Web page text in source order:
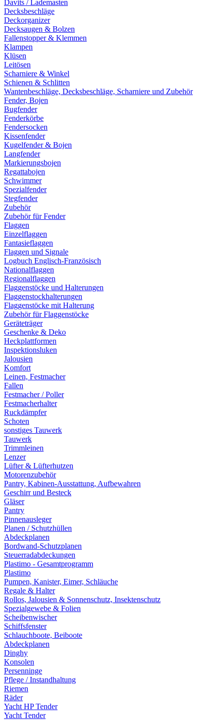
Davits / Lademasten
Decksbeschläge
Deckorganizer
Decksaugen & Bolzen
Fallenstopper & Klemmen
Klampen
Klüsen
Leitösen
Scharniere & Winkel
Schienen & Schlitten
Wantenbeschläge, Decksbeschläge, Scharniere und Zubehör
Fender, Bojen
Bugfender
Fenderkörbe
Fendersocken
Kissenfender
Kugelfender & Bojen
Langfender
Markierungsbojen
Regattabojen
Schwimmer
Spezialfender
Stegfender
Zubehör
Zubehör für Fender
Flaggen
Einzelflaggen
Fantasieflaggen
Flaggen und Signale
Logbuch Englisch-Französisch
Nationalflaggen
Regionalflaggen
Flaggenstöcke und Halterungen
Flaggenstockhalterungen
Flaggenstöcke mit Halterung
Zubehör für Flaggenstöcke
Geräteträger
Geschenke & Deko
Heckplattformen
Inspektionsluken
Jalousien
Komfort
Leinen, Festmacher
Fallen
Festmacher / Poller
Festmacherhalter
Ruckdämpfer
Schoten
sonstiges Tauwerk
Tauwerk
Trimmleinen
Lenzer
Lüfter & Lüfterhutzen
Motorenzubehör
Pantry, Kabinen-Ausstattung, Aufbewahren
Geschirr und Besteck
Gläser
Pantry
Pinnenausleger
Planen / Schutzhüllen
Abdeckplanen
Bordwand-Schutzplanen
Steuerradabdeckungen
Plastimo - Gesamtprogramm
Plastimo
Pumpen, Kanister, Eimer, Schläuche
Regale & Halter
Rollos, Jalousien & Sonnenschutz, Insektenschutz
Spezialgewebe & Folien
Scheibenwischer
Schiffsfenster
Schlauchboote, Beiboote
Abdeckplanen
Dinghy
Konsolen
Persenninge
Pflege / Instandhaltung
Riemen
Räder
Yacht HP Tender
Yacht Tender